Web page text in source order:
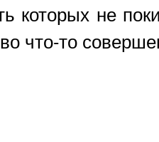
которых не
что-то